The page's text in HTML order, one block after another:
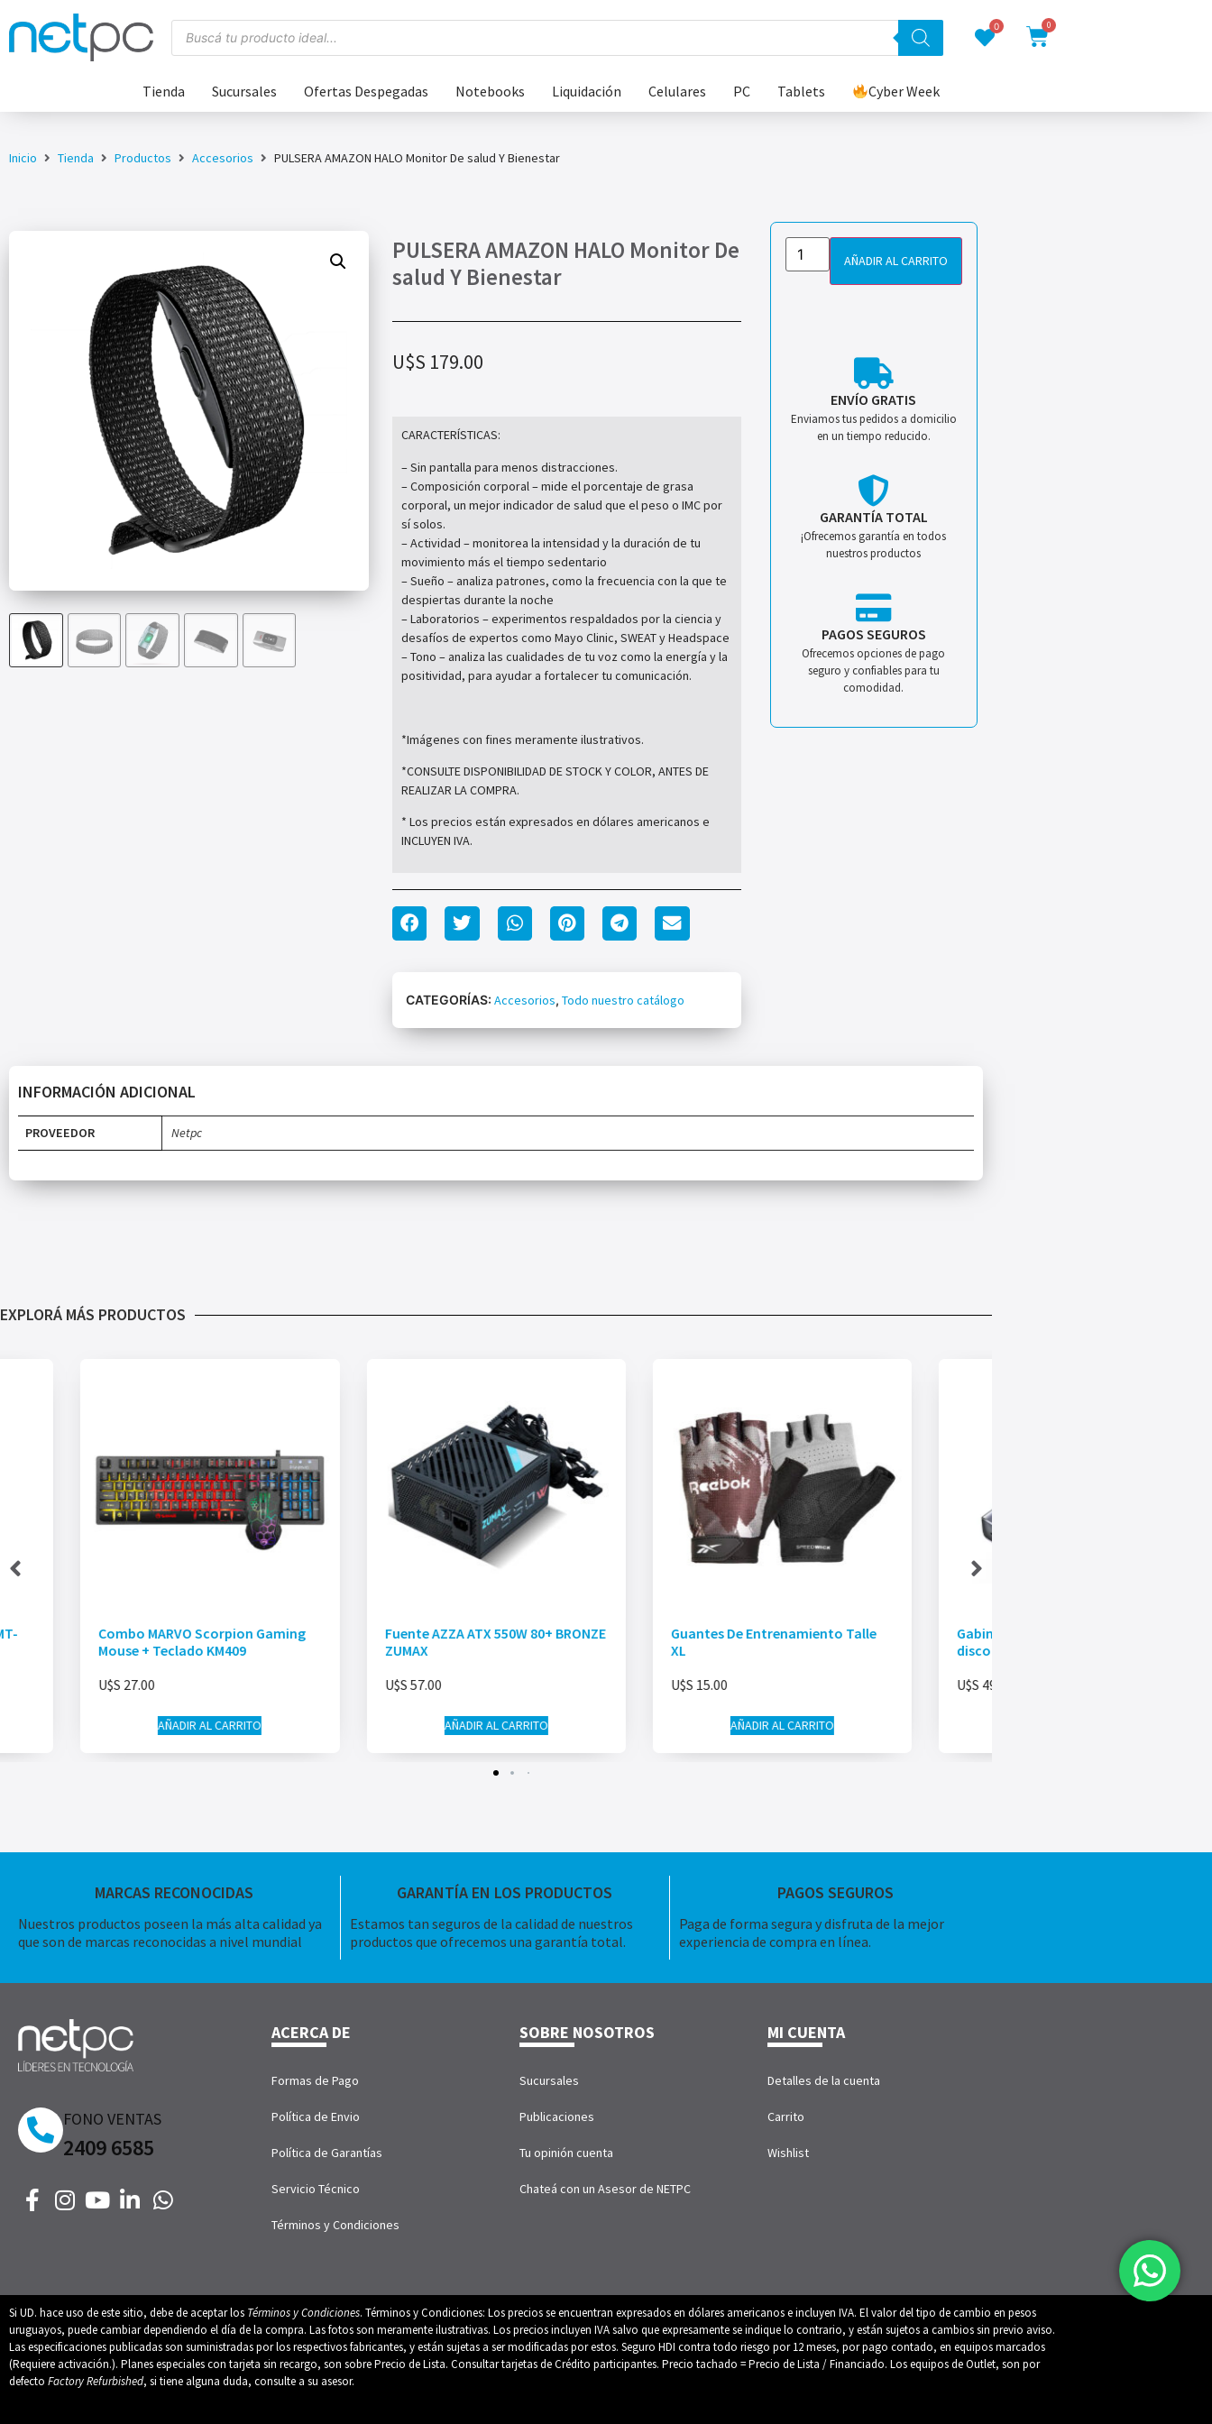
0 0
Tienda Sucursales Ofertas Despegadas Notebooks Liquidación Celulares PC Tablets Cyber Week
Inicio Tienda Productos Accesorios PULSERA AMAZON HALO Monitor De salud Y Bienestar
PULSERA AMAZON HALO Monitor De
salud Y Bienestar
U$S 179.00
CARACTERÍSTICAS:
– Sin pantalla para menos distracciones.
– Composición corporal – mide el porcentaje de grasa
corporal, un mejor indicador de salud que el peso o IMC por
sí solos.
– Actividad – monitorea la intensidad y la duración de tu
movimiento más el tiempo sedentario
– Sueño – analiza patrones, como la frecuencia con la que te
despiertas durante la noche
– Laboratorios – experimentos respaldados por la ciencia y
desafíos de expertos como Mayo Clinic, SWEAT y Headspace
– Tono – analiza las cualidades de tu voz como la energía y la
positividad, para ayudar a fortalecer tu comunicación.
*Imágenes con fines meramente ilustrativos.
*CONSULTE DISPONIBILIDAD DE STOCK Y COLOR, ANTES DE
REALIZAR LA COMPRA.
* Los precios están expresados en dólares americanos e
INCLUYEN IVA.
CATEGORÍAS: Accesorios, Todo nuestro catálogo
AÑADIR AL CARRITO
ENVÍO GRATIS
Enviamos tus pedidos a domicilio
en un tiempo reducido.
GARANTÍA TOTAL
¡Ofrecemos garantía en todos
nuestros productos
PAGOS SEGUROS
Ofrecemos opciones de pago
seguro y confiables para tu
comodidad.
INFORMACIÓN ADICIONAL
PROVEEDOR Netpc
EXPLORÁ MÁS PRODUCTOS
Combo MARVO Scorpion Gaming
Mouse + Teclado KM409
U$S 27.00
AÑADIR AL CARRITO
Fuente AZZA ATX 550W 80+ BRONZE
ZUMAX
U$S 57.00
AÑADIR AL CARRITO
Guantes De Entrenamiento Talle
XL
U$S 15.00
AÑADIR AL CARRITO
Gabinete Externo Unitek USB-C +
disco SSD 256GB
U$S 49.00
MARCAS RECONOCIDAS
Nuestros productos poseen la más alta calidad ya
que son de marcas reconocidas a nivel mundial
GARANTÍA EN LOS PRODUCTOS
Estamos tan seguros de la calidad de nuestros
productos que ofrecemos una garantía total.
PAGOS SEGUROS
Paga de forma segura y disfruta de la mejor
experiencia de compra en línea.
FONO VENTAS
2409 6585
ACERCA DE
Formas de Pago
Política de Envio
Política de Garantías
Servicio Técnico
Términos y Condiciones
SOBRE NOSOTROS
Sucursales
Publicaciones
Tu opinión cuenta
Chateá con un Asesor de NETPC
MI CUENTA
Detalles de la cuenta
Carrito
Wishlist
Si UD. hace uso de este sitio, debe de aceptar los Términos y Condiciones. Términos y Condiciones: Los precios se encuentran expresados en dólares americanos e incluyen IVA. El valor del tipo de cambio en pesos
uruguayos, puede cambiar dependiendo el día de la compra. Las fotos son meramente ilustrativas. Los precios incluyen IVA salvo que expresamente se indique lo contrario, y están sujetos a cambios sin previo aviso.
Las especificaciones publicadas son suministradas por los respectivos fabricantes, y están sujetas a ser modificadas por estos. Seguro HDI contra todo riesgo por 12 meses, por pago contado, en equipos marcados
(Requiere activación.). Planes especiales con tarjeta sin recargo, son sobre Precio de Lista. Consultar tarjetas de Crédito participantes. Precio tachado = Precio de Lista / Financiado. Los equipos de Outlet, son por
defecto Factory Refurbished, si tiene alguna duda, consulte a su asesor.